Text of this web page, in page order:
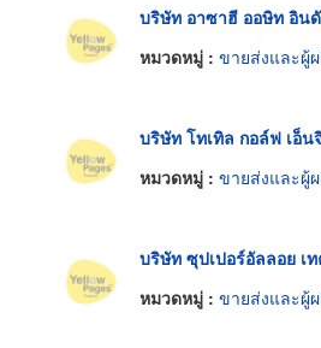
บริษัท อาซาฮี ออษิท อิน
หมวดหมู่ : ขายส่งและผู้ผลิต
บริษัท โทเทิล กอล์ฟ เอ็น
หมวดหมู่ : ขายส่งและผู้ผลิต
บริษัท ซุปเปอร์อัลลอย เ
หมวดหมู่ : ขายส่งและผู้ผลิต